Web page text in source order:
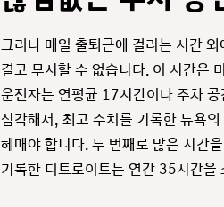
그러나 매일 출퇴근에 걸리는 시간
결코 무시할 수 없습니다. 이 시간은
운전자는 연평균 17시간이나 주차
심각해서, 최고 수치를 기록한 뉴욕
헤매야 합니다. 두 번째로 많은 시간
기록한 디트로이트는 연간 35시간을